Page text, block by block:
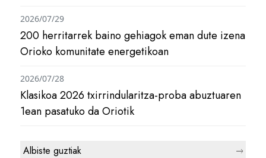
200 herritarrek baino gehiagok eman dute izena
Orioko komunitate energetikoan
2026/07/29
Klasikoa 2026 txirrindularitza-proba abuztuaren
1ean pasatuko da Oriotik
2026/07/28
Albiste guztiak